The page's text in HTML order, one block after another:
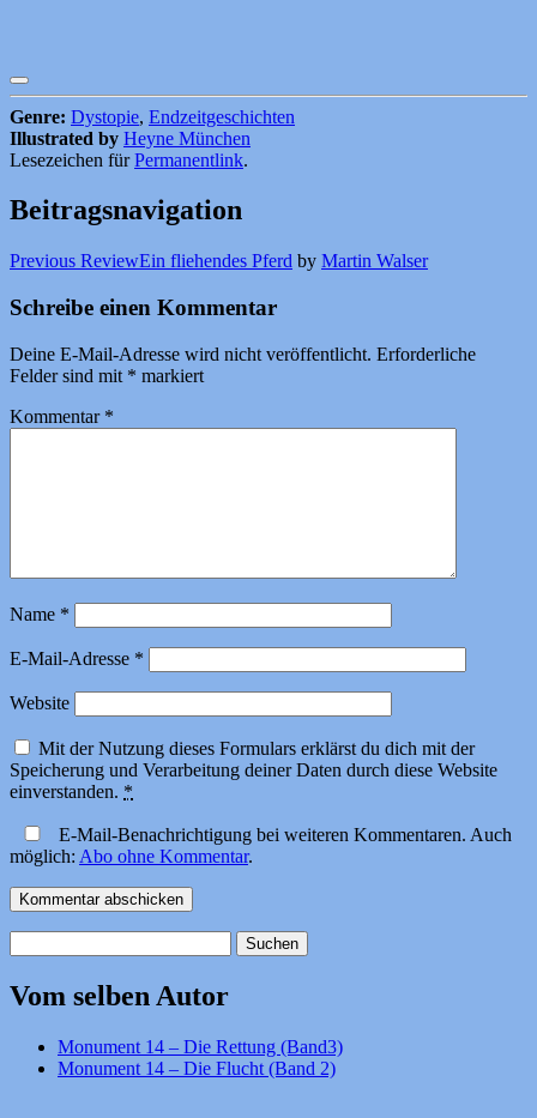
Genre: Dystopie, Endzeitgeschichten
Illustrated by Heyne München
Lesezeichen fürPermanentlink.
Beitragsnavigation
Previous ReviewEin fliehendes Pferd by Martin Walser
Schreibe einen Kommentar
Deine E-Mail-Adresse wird nicht veröffentlicht. Erforderliche
Felder sind mit * markiert
Kommentar *
Name *
E-Mail-Adresse *
Website
Mit der Nutzung dieses Formulars erklärst du dich mit der
Speicherung und Verarbeitung deiner Daten durch diese Website
einverstanden. *
E-Mail-Benachrichtigung bei weiteren Kommentaren. Auch
möglich: Abo ohne Kommentar.
nach:
Vom selben Autor
Monument 14 – Die Rettung (Band3)
Monument 14 – Die Flucht (Band 2)